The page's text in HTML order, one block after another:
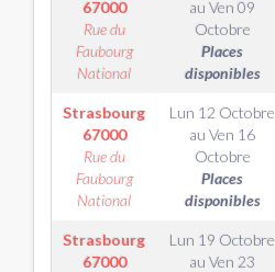
67000
Rue du
Faubourg
National
au Ven 09
Octobre
Places
disponibles
Strasbourg
67000
Rue du
Faubourg
National
Lun 12 Octobre
au Ven 16
Octobre
Places
disponibles
Strasbourg
67000
Lun 19 Octobre
au Ven 23